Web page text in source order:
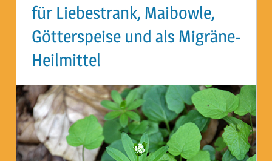
für Liebestrank, Maibowle,
Götterspeise und als Migräne-
Heilmittel